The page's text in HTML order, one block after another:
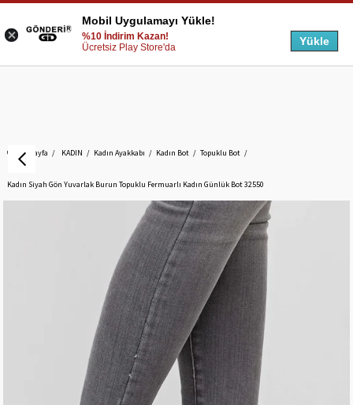
Anasayfa KADIN Kadın Ayakkabı Kadın Bot Topuklu Bot
Kadın Siyah Gön Yuvarlak Burun Topuklu Fermuarlı Kadın Günlük Bot 32550
Mobil Uygulamayı Yükle!
%10 İndirim Kazan!
Ücretsiz Play Store'da
Yükle